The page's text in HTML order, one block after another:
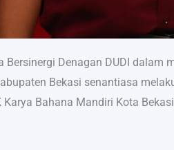
Denagan DUDI
Bekasi senantiasa
Bahana Mandiri Kota Bekasi